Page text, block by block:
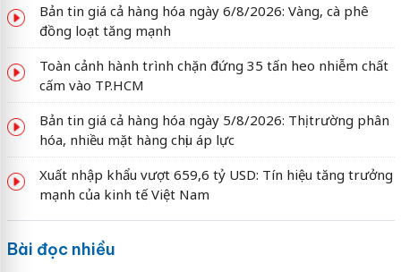
Bản tin giá cả hàng hóa ngày 6/8/2026: Vàng, cà phê
đồng loạt tăng mạnh
Toàn cảnh hành trình chặn đứng 35 tấn heo nhiễm chất
cấm vào TP.HCM
Bản tin giá cả hàng hóa ngày 5/8/2026: Thị trường phân
hóa, nhiều mặt hàng chịu áp lực
Xuất nhập khẩu vượt 659,6 tỷ USD: Tín hiệu tăng trưởng
mạnh của kinh tế Việt Nam
Bài đọc nhiều